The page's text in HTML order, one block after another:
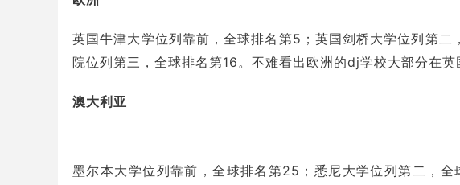
英国牛津大学位列靠前，全球排名第5；英国剑桥大学位列第二
院位列第三，全球排名第16。不难看出欧洲的dj学校大部分在英
澳大利亚
墨尔本大学位列靠前，全球排名第25；悉尼大学位列第二，